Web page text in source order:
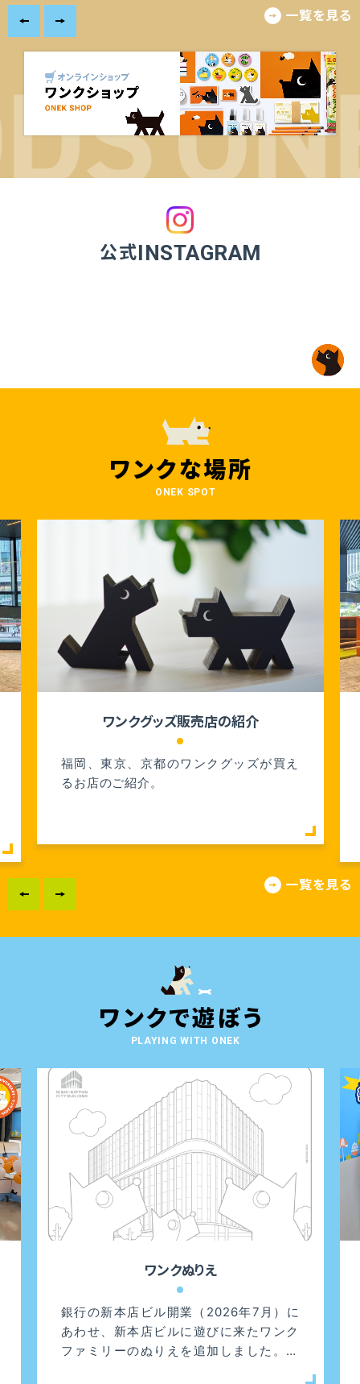
一覧を見る
公式INSTAGRAM
ワンクな場所
ONEK SPOT
ワンクグッズ販売店の紹介
福岡、東京、京都のワンクグッズが買え
るお店のご紹介。
一覧を見る
ワンクで遊ぼう
PLAYING WITH ONEK
ワンクぬりえ
銀行の新本店ビル開業（2026年7月）に
あわせ、新本店ビルに遊びに来たワンク
ファミリーのぬりえを追加しました。ぜ